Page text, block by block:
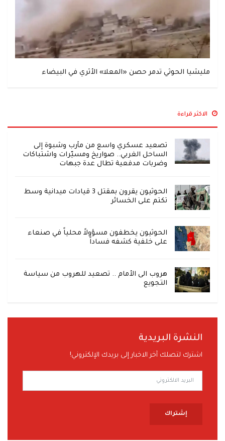
مليشيا الحوثي تدمر حصن «المعلا» الأثري في البيضاء
الاكثر قراءة
تصعيد عسكري واسع من مأرب وشبوة إلى
الساحل الغربي.. صواريخ ومسيّرات واشتباكات
وضربات مدفعية تطال عدة جبهات
الحوثيون يقرون بمقتل 3 قيادات ميدانية وسط
تكتم على الخسائر
الحوثيون يخطفون مسؤولاً محلياً في صنعاء
على خلفية كشفه فساداً
هروب الى الأمام .. تصعيد للهروب من سياسة
التجويع
النشرة البريدية
اشترك لتصلك آخر الاخبار إلى بريدك الإلكتروني!
إشتراك